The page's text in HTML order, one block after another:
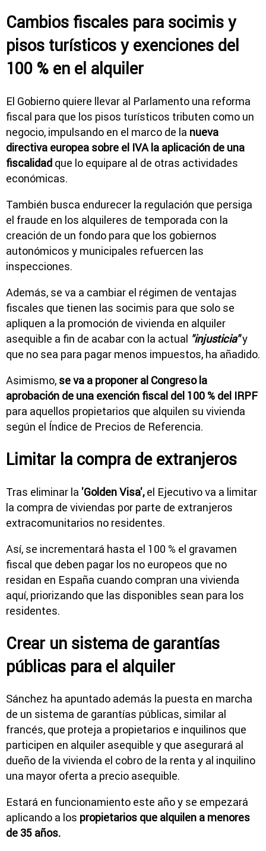
Cambios fiscales para socimis y
pisos turísticos y exenciones del
100 % en el alquiler
El Gobierno quiere llevar al Parlamento una reforma
fiscal para que los pisos turísticos tributen como un
negocio, impulsando en el marco de la nueva
directiva europea sobre el IVA la aplicación de una
fiscalidad que lo equipare al de otras actividades
económicas.
También busca endurecer la regulación que persiga
el fraude en los alquileres de temporada con la
creación de un fondo para que los gobiernos
autonómicos y municipales refuercen las
inspecciones.
Además, se va a cambiar el régimen de ventajas
fiscales que tienen las socimis para que solo se
apliquen a la promoción de vivienda en alquiler
asequible a fin de acabar con la actual "injusticia"y
que no sea para pagar menos impuestos, ha añadido.
Asimismo, se va a proponer al Congreso la
aprobación de una exención fiscal del 100 % del IRPF
para aquellos propietarios que alquilen su vivienda
según el Índice de Precios de Referencia.
Limitar la compra de extranjeros
Tras eliminar la 'Golden Visa',el Ejecutivo va a limitar
la compra de viviendas por parte de extranjeros
extracomunitarios no residentes.
Así, se incrementará hasta el 100 % el gravamen
fiscal que deben pagar los no europeos que no
residan en España cuando compran una vivienda
aquí, priorizando que las disponibles sean para los
residentes.
Crear un sistema de garantías
públicas para el alquiler
Sánchez ha apuntado además la puesta en marcha
de un sistema de garantías públicas, similar al
francés, que proteja a propietarios e inquilinos que
participen en alquiler asequible y que asegurará al
dueño de la vivienda el cobro de la renta y al inquilino
una mayor oferta a precio asequible.
Estará en funcionamiento este año y se empezará
aplicando a los propietarios que alquilen a menores
de 35 años.